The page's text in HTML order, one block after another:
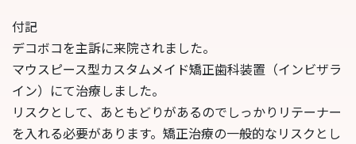
付記
デコボコを主訴に来院されました。
マウスピース型カスタムメイド矯正歯科装置（インビザラ
イン）にて治療しました。
リスクとして、あともどりがあるのでしっかりリテーナー
を入れる必要があります。矯正治療の一般的なリスクとし